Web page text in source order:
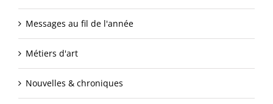
Messages au fil de l'année
Métiers d'art
Nouvelles & chroniques